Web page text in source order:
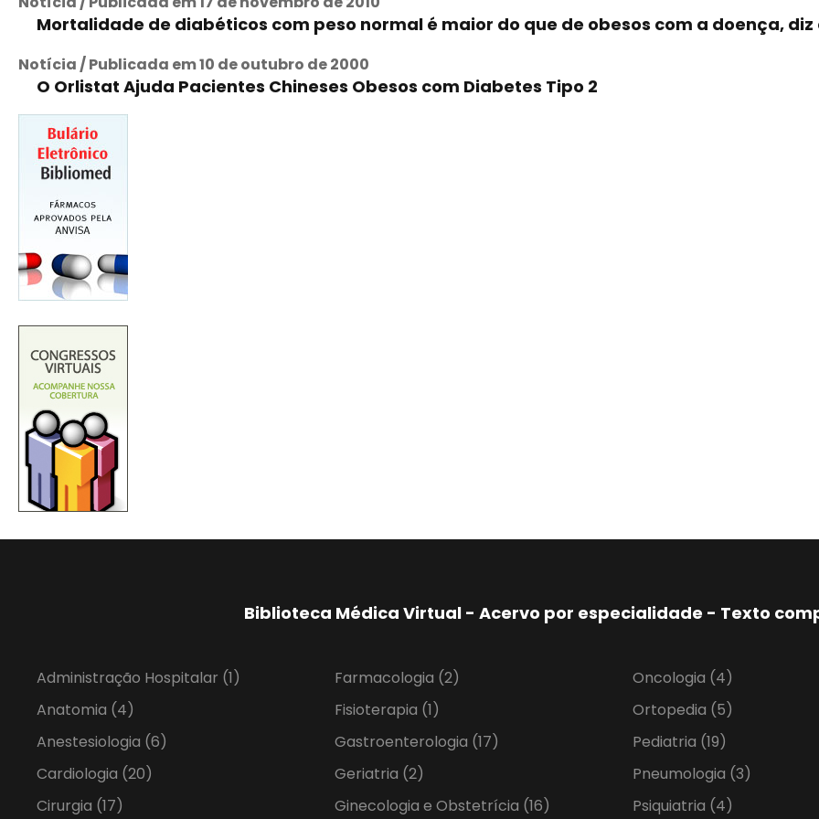
Mortalidade de diabéticos com peso normal é maior do que de obesos com a doença,
Notícia / Publicada em 10 de outubro de 2000
O Orlistat Ajuda Pacientes Chineses Obesos com Diabetes Tipo 2
Biblioteca Médica Virtual - Acervo por especialidade - Texto
Administração Hospitalar (1)
Anatomia (4)
Anestesiologia (6)
Cardiologia (20)
Cirurgia (17)
Farmacologia (2)
Fisioterapia (1)
Gastroenterologia (17)
Geriatria (2)
Ginecologia e Obstetrícia (16)
Oncologia (4)
Ortopedia (5)
Pediatria (19)
Pneumologia (3)
Psiquiatria (4)